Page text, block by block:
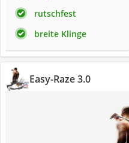
rutschfest
breite Klinge
Easy-Raze 3.0